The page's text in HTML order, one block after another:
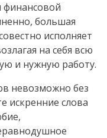
финансовой
большая
исполняет
на себя всю
и нужную работу.
невозможно без
искренние слова